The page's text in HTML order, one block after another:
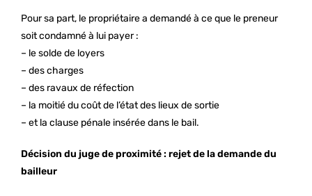
Pour sa part, le propriétaire a demandé à ce que le preneur
soit condamné à lui payer :
– le solde de loyers
– des charges
– des ravaux de réfection
– la moitié du coût de l’état des lieux de sortie
– et la clause pénale insérée dans le bail.
Décision du juge de proximité : rejet de la demande du
bailleur